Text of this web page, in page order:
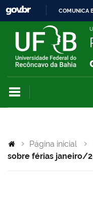
COMUNICA
Página inicial
sobre férias janeiro/